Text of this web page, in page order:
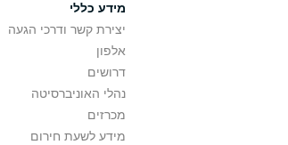
מידע כללי
יצירת קשר ודרכי הגעה
אלפון
דרושים
נהלי האוניברסיטה
מכרזים
מידע לשעת חירום